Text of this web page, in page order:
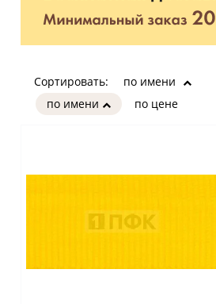
Сортировать:
по имени
по цене
по имени